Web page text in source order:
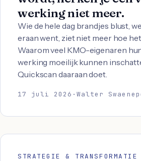
werking niet meer.
Wie de hele dag brandjes blust,
eraan went, ziet niet meer hoe
Waarom veel KMO-eigenaren
werking moeilijk kunnen
Quickscan daaraan doet.
17 juli 2026 ·Walter
STRATEGIE & TRANSFORMATIE